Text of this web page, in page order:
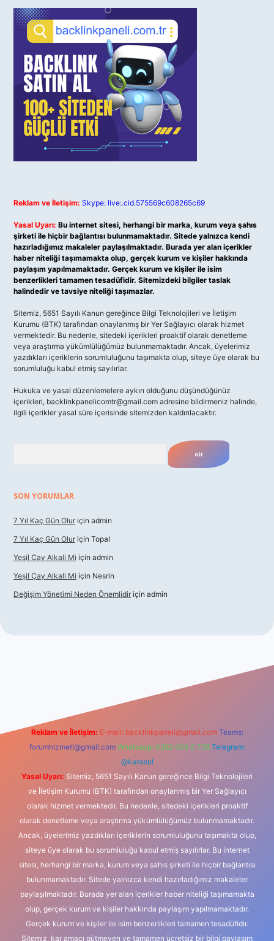
Reklam ve İletişim: Skype: live:.cid.575569c608265c69
Yasal Uyarı: Bu internet sitesi, herhangi bir marka, kurum veya şahıs
şirketi ile hiçbir bağlantısı bulunmamaktadır. Sitede yalnızca kendi
hazırladığımız makaleler paylaşılmaktadır. Burada yer alan içerikler
haber niteliği taşımamakta olup, gerçek kurum ve kişiler hakkında
paylaşım yapılmamaktadır. Gerçek kurum ve kişiler ile isim
benzerlikleri tamamen tesadüfidir. Sitemizdeki bilgiler taslak
halindedir ve tavsiye niteliği taşımazlar.
Sitemiz, 5651 Sayılı Kanun gereğince Bilgi Teknolojileri ve İletişim
Kurumu (BTK) tarafından onaylanmış bir Yer Sağlayıcı olarak hizmet
vermektedir. Bu nedenle, sitedeki içerikleri proaktif olarak denetleme
veya araştırma yükümlülüğümüz bulunmamaktadır. Ancak, üyelerimiz
yazdıkları içeriklerin sorumluluğunu taşımakta olup, siteye üye olarak bu
sorumluluğu kabul etmiş sayılırlar.
Hukuka ve yasal düzenlemelere aykırı olduğunu düşündüğünüz
içerikleri, backlinkpanelicomtr@gmail.com adresine bildirmeniz halinde,
ilgili içerikler yasal süre içerisinde sitemizden kaldırılacaktır.
SON YORUMLAR
7 Yıl Kaç Gün Olur için admin
7 Yıl Kaç Gün Olur için Topal
Yeşil Çay Alkali Mi için admin
Yeşil Çay Alkali Mi için Nesrin
Değişim Yönetimi Neden Önemlidir için admin
Reklam ve İletişim: E-mail: backlinkpaneli@gmail.com Teams:
forumhizmeti@gmail.com Whatsapp: 0262 606 0 726 Telegram:
@karabul
Yasal Uyarı: Sitemiz, 5651 Sayılı Kanun gereğince Bilgi Teknolojileri
ve İletişim Kurumu (BTK) tarafından onaylanmış bir Yer Sağlayıcı
olarak hizmet vermektedir. Bu nedenle, sitedeki içerikleri proaktif
olarak denetleme veya araştırma yükümlülüğümüz bulunmamaktadır.
Ancak, üyelerimiz yazdıkları içeriklerin sorumluluğunu taşımakta olup,
siteye üye olarak bu sorumluluğu kabul etmiş sayılırlar. Bu internet
sitesi, herhangi bir marka, kurum veya şahıs şirketi ile hiçbir bağlantısı
bulunmamaktadır. Sitede yalnızca kendi hazırladığımız makaleler
paylaşılmaktadır. Burada yer alan içerikler haber niteliği taşımamakta
olup, gerçek kurum ve kişiler hakkında paylaşım yapılmamaktadır.
Gerçek kurum ve kişiler ile isim benzerlikleri tamamen tesadüfidir.
Sitemiz, kar amacı gütmeyen ve tamamen ücretsiz bir bilgi paylaşım